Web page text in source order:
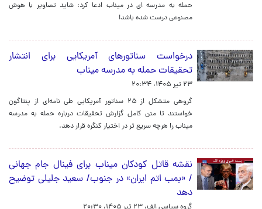
حمله به مدرسه ای در میناب ادعا کرد: شاید تصاویر با هوش
مصنوعی درست شده باشد!
درخواست سناتورهای آمریکایی برای انتشار
تحقیقات حمله به مدرسه میناب
۲۳ تیر ۱۴۰۵، ۲۰:۳۴
گروهی متشکل از ۲۵ سناتور آمریکایی طی نامه‌ای از پنتاگون
خواستند تا متن کامل گزارش تحقیقات درباره حمله به مدرسه
میناب را هرچه سریع‌ تر در اختیار کنگره قرار دهد.
نقشه قاتل کودکان میناب برای فینال جام جهانی
/ «بمب اتم ايران» در جنوب/ سعید جلیلی توضیح
دهد